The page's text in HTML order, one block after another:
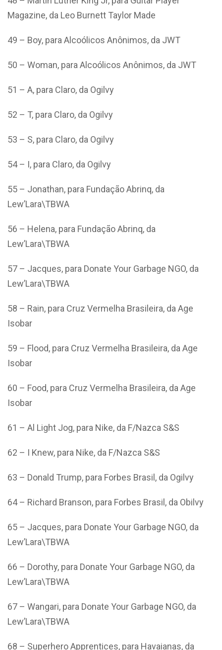
Magazine, da Leo Burnett Taylor Made
49 – Boy, para Alcoólicos Anônimos, da JWT
50 – Woman, para Alcoólicos Anônimos, da JWT
51 – A, para Claro, da Ogilvy
52 – T, para Claro, da Ogilvy
53 – S, para Claro, da Ogilvy
54 – I, para Claro, da Ogilvy
55 – Jonathan, para Fundação Abrinq, da
Lew’Lara\TBWA
56 – Helena, para Fundação Abrinq, da
Lew’Lara\TBWA
57 – Jacques, para Donate Your Garbage NGO, da
Lew’Lara\TBWA
58 – Rain, para Cruz Vermelha Brasileira, da Age
Isobar
59 – Flood, para Cruz Vermelha Brasileira, da Age
Isobar
60 – Food, para Cruz Vermelha Brasileira, da Age
Isobar
61 – Al Light Jog, para Nike, da F/Nazca S&S
62 – I Knew, para Nike, da F/Nazca S&S
63 – Donald Trump, para Forbes Brasil, da Ogilvy
64 – Richard Branson, para Forbes Brasil, da Obilvy
65 – Jacques, para Donate Your Garbage NGO, da
Lew’Lara\TBWA
66 – Dorothy, para Donate Your Garbage NGO, da
Lew’Lara\TBWA
67 – Wangari, para Donate Your Garbage NGO, da
Lew’Lara\TBWA
68 – Superhero Apprentices, para Havaianas, da